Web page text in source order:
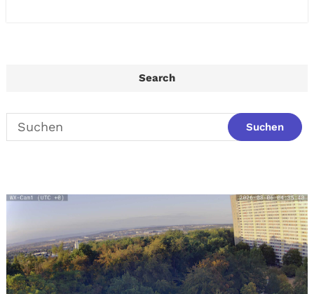
Search